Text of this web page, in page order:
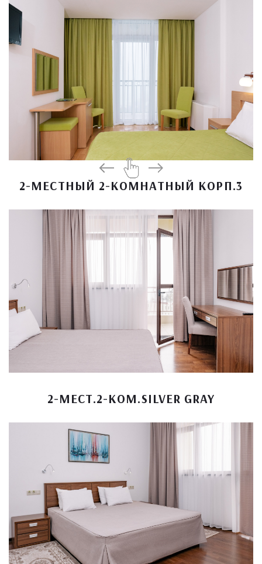
2-МЕСТНЫЙ 2-КОМНАТНЫЙ КОРП.3
2-МЕСТ.2-КОМ.SILVER GRAY